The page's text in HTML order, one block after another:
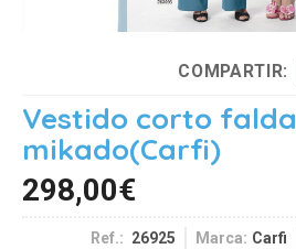
COMPARTIR:
Vestido corto falda
mikado(Carfi)
298,00€
Ref.: 26925 Marca: Carfi